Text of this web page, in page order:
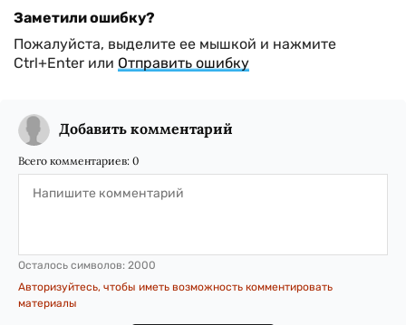
Заметили ошибку?
Пожалуйста, выделите ее мышкой и нажмите
Ctrl+Enter или Отправить ошибку
Добавить комментарий
Всего комментариев: 0
Осталось символов: 2000
Авторизуйтесь, чтобы иметь возможность комментировать
материалы